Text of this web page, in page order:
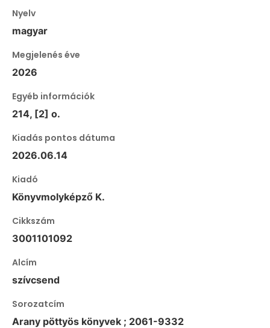
Nyelv
magyar
Megjelenés éve
2026
Egyéb információk
214, [2] o.
Kiadás pontos dátuma
2026.06.14
Kiadó
Könyvmolyképző K.
Cikkszám
3001101092
Alcím
szívcsend
Sorozatcím
Arany pöttyös könyvek ; 2061-9332